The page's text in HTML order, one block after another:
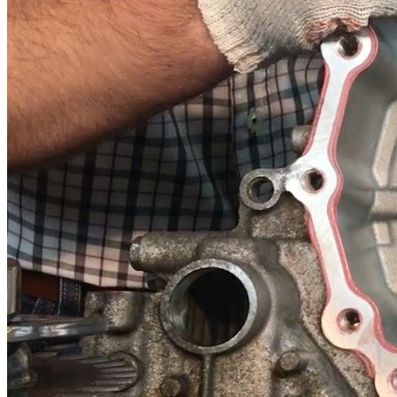
VW Polo
09D (TR60-SN)
Audi Q7
Porsche Cayenne
0C8 (TR-80SD)
Porsche Cayenne
VW Touareg
TF-80SC, TF-81SC (AF21, AF40, AM6)
Ford Galaxy
Opel Insignia
Mazda CX-7
Mazda CX-9
AW55-50SN, AW55-51SN (AF33,
Volvo S40
Volvo S60
Volvo XC70
Volvo XC90
Chevrolet Captiva C100
Lancia Thesis
FW6A-EL, GW6A-EL
Mazda CX-5
ZF
9HP48
Acura TLX